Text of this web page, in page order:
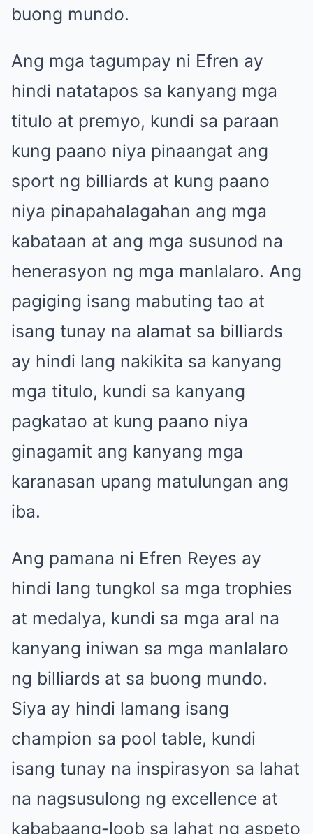
buong mundo.
Ang mga tagumpay ni Efren ay
hindi natatapos sa kanyang mga
titulo at premyo, kundi sa paraan
kung paano niya pinaangat ang
sport ng billiards at kung paano
niya pinapahalagahan ang mga
kabataan at ang mga susunod na
henerasyon ng mga manlalaro. Ang
pagiging isang mabuting tao at
isang tunay na alamat sa billiards
ay hindi lang nakikita sa kanyang
mga titulo, kundi sa kanyang
pagkatao at kung paano niya
ginagamit ang kanyang mga
karanasan upang matulungan ang
iba.
Ang pamana ni Efren Reyes ay
hindi lang tungkol sa mga trophies
at medalya, kundi sa mga aral na
kanyang iniwan sa mga manlalaro
ng billiards at sa buong mundo.
Siya ay hindi lamang isang
champion sa pool table, kundi
isang tunay na inspirasyon sa lahat
na nagsusulong ng excellence at
kababaang-loob sa lahat ng aspeto